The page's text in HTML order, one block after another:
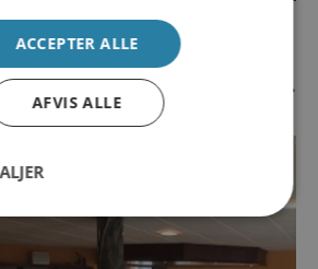
ACCEPTER ALLE
AFVIS ALLE